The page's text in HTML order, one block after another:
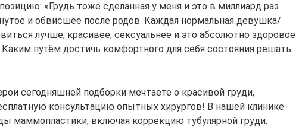
«Грудь тоже сделанная у меня и это в миллиард раз
и обвисшее после родов. Каждая нормальная девушка/
лучше, красивее, сексуальнее и это абсолютно здоровое
путём достичь комфортного для себя состояния решать
сегодняшней подборки мечтаете о красивой груди,
консультацию опытных хирургов! В нашей клинике
маммопластики, включая коррекцию тубулярной груди.